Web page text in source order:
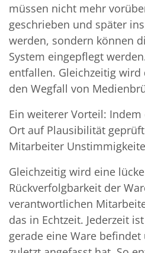
müssen nicht mehr
geschrieben und später
werden, sondern können
System eingepflegt
entfallen. Gleichzeitig
den Wegfall von
Ein weiterer Vorteil:
Ort auf Plausibilität
Mitarbeiter
Gleichzeitig wird eine
Rückverfolgbarkeit der
verantwortlichen
das in Echtzeit. Jederzeit
gerade eine Ware